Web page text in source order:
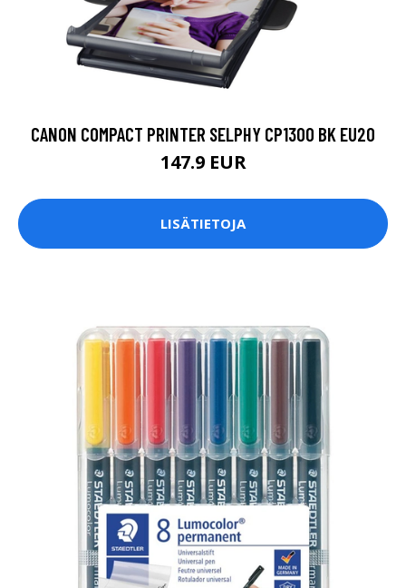
CANON COMPACT PRINTER SELPHY CP1300 BK EU20
147.9 EUR
LISÄTIETOJA